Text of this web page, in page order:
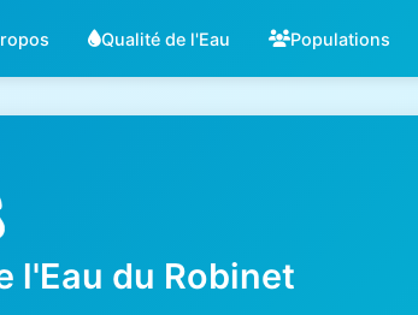
Qualité de l'Eau Populations
l'Eau du Robinet